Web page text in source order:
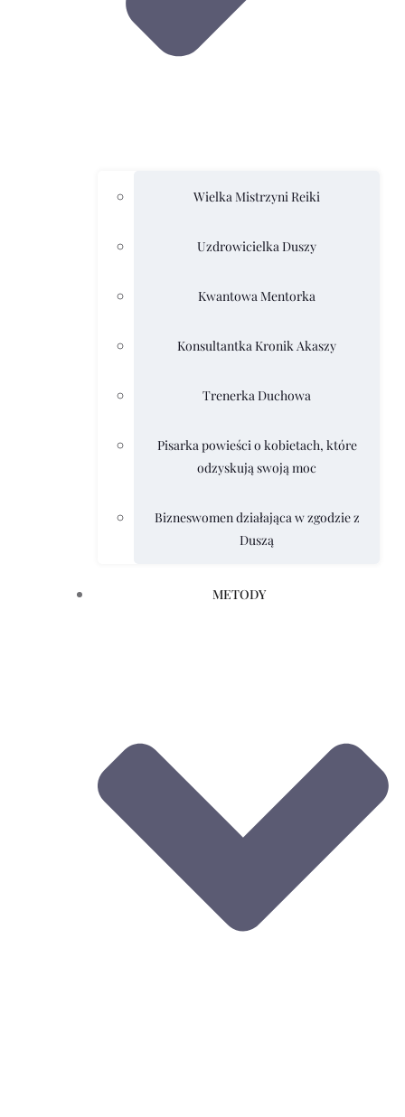
Wielka Mistrzyni Reiki
Uzdrowicielka Duszy
Kwantowa Mentorka
Konsultantka Kronik Akaszy
Trenerka Duchowa
Pisarka powieści o kobietach, które
odzyskują swoją moc
Bizneswomen działająca w zgodzie z
Duszą
METODY